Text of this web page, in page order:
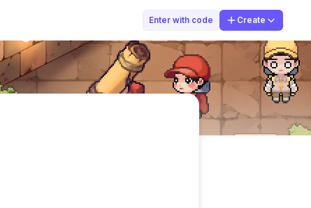
Enter with code Create
Kak Rose